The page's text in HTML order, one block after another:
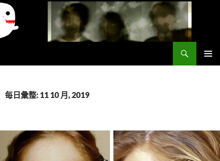
要
每日彙整: 11 10 月, 2019